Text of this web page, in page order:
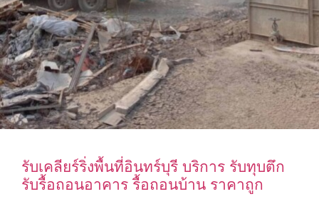
รับเคลียร์ริ่งพื้นที่อินทร์บุรี บริการ รับทุบตึก
รับรื้อถอนอาคาร รื้อถอนบ้าน ราคาถูก